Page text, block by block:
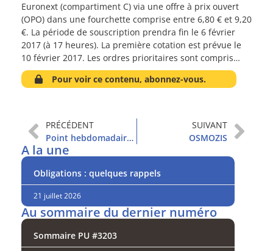
Euronext (compartiment C) via une offre à prix ouvert
(OPO) dans une fourchette comprise entre 6,80 € et 9,20
€. La période de souscription prendra fin le 6 février
2017 (à 17 heures). La première cotation est prévue le
10 février 2017. Les ordres prioritaires sont compris…
Pour voir ce contenu, abonnez-vous.
PRÉCÉDENT
Point hebdomadaire et sommaire
SUIVANT
OSMOZIS
A la une
Obligations : quelques rappels
21 juillet 2026
Au sommaire du dernier numéro
Sommaire PU #3203